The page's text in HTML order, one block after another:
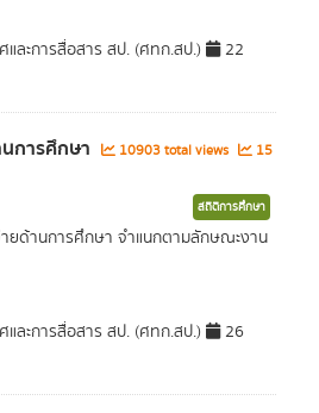
และการสื่อสาร สป. (ศทก.สป.)
22
การศึกษา 10903 total views
15
สถิติการศึกษา
ยด้านการศึกษา จำแนกตามลักษณะงาน
และการสื่อสาร สป. (ศทก.สป.)
26